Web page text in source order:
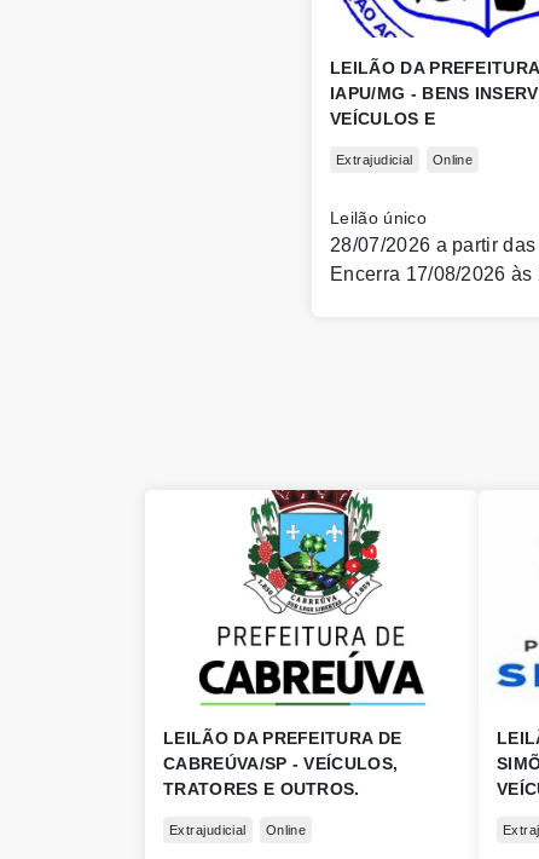
LEILÃO DA
IAPU/MG - BENS
VEÍCULOS E
Extrajudicial Online
Leilão único
28/07/2026 a partir
Encerra 17/08/2026 às
LEILÃO DA PREFEITURA DE
CABREÚVA/SP - VEÍCULOS,
TRATORES E OUTROS.
Extrajudicial Online